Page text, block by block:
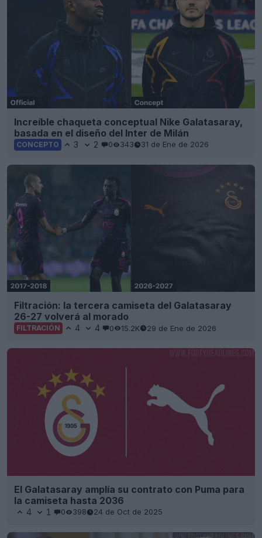
Increíble chaqueta conceptual Nike Galatasaray,
basada en el diseño del Inter de Milán
CONCEPTO 3 2 0 343 31 de Ene de 2026
Filtración: la tercera camiseta del Galatasaray
26-27 volverá al morado
FILTRACIÓN 4 4 0 15.2K 29 de Ene de 2026
El Galatasaray amplía su contrato con Puma para
la camiseta hasta 2036
4 1 0 398 24 de Oct de 2025